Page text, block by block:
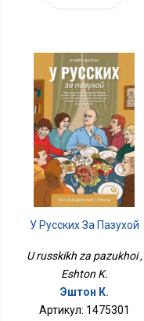
У Русских За Пазухой
U russkikh za pazukhoi ,
Eshton K.
Эштон К.
Артикул: 1475301